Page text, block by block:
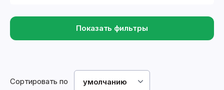
Показать фильтры
Сортировать по умолчанию